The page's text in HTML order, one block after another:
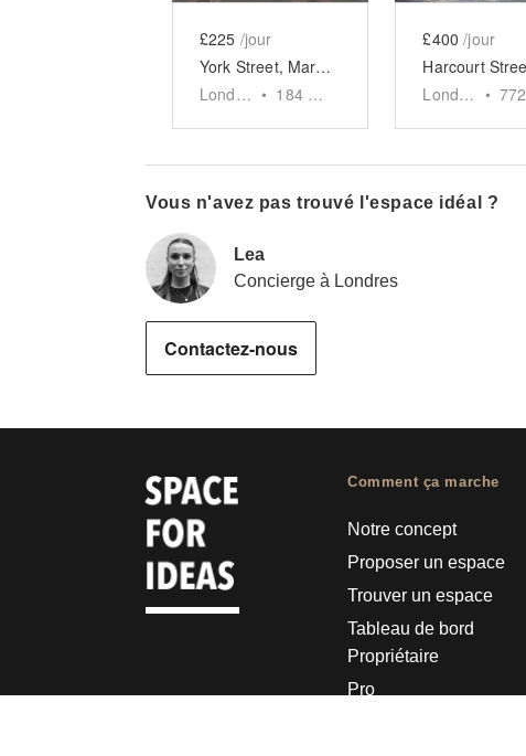
£225 /jour
York Street, Marylebone - The Designer Boutique
London • 184sq ft
£400 /jour
London • 772
Vous n'avez pas trouvé l'espace idéal ?
Lea
Concierge à Londres
Contactez-nous
Comment ça marche
Notre concept
Proposer un espace
Trouver un espace
Tableau de bord
Propriétaire
Pro